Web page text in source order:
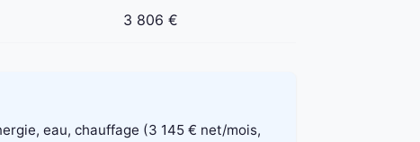
3 806 €
eau, chauffage (3 145 € net/mois,